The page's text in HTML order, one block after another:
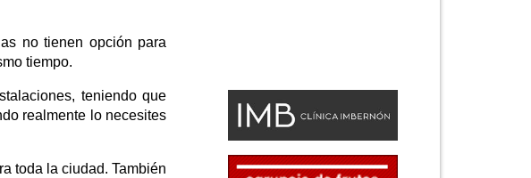
no tienen opción para
tiempo.
teniendo que
realmente lo necesites
toda la ciudad. También